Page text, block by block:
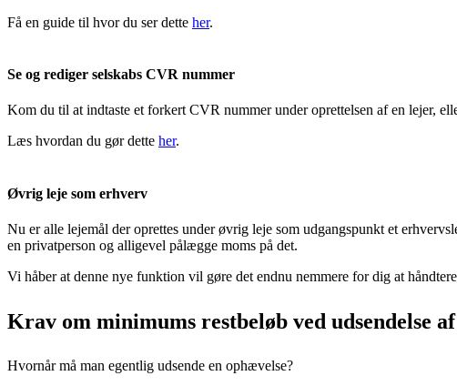
Få en guide til hvor du ser dette her.
Se og rediger selskabs CVR nummer
Kom du til at indtaste et forkert CVR nummer under oprettelsen af en lejer,
Læs hvordan du gør dette her.
Øvrig leje som erhverv
Nu er alle lejemål der oprettes under øvrig leje som udgangspunkt et
en privatperson og alligevel pålægge moms på det.
Vi håber at denne nye funktion vil gøre det endnu nemmere for dig at
Krav om minimums restbeløb ved udsendelse
Hvornår må man egentlig udsende en ophævelse?